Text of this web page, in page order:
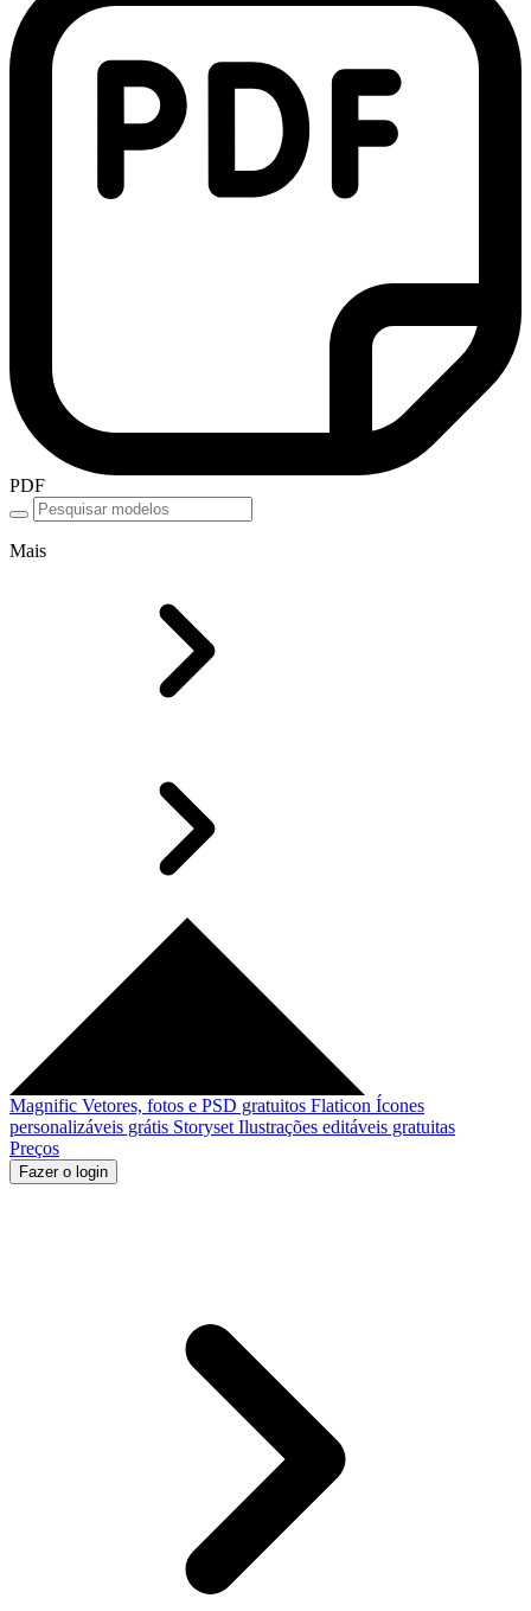
PDF
Mais
Magnific Vetores, fotos e PSD gratuitos Flaticon Ícones
personalizáveis grátis Storyset Ilustrações editáveis gratuitas
Preços
Fazer o login